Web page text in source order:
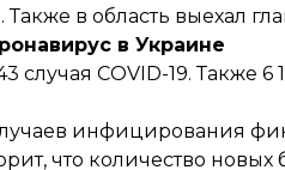
в область выехал
в Украине
случая COVID-19. Также
инфицирования
что количество